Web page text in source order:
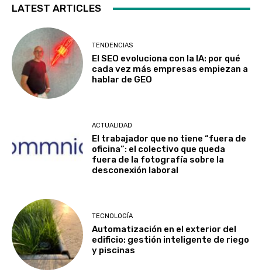
LATEST ARTICLES
TENDENCIAS
El SEO evoluciona con la IA: por qué
cada vez más empresas empiezan a
hablar de GEO
ACTUALIDAD
El trabajador que no tiene “fuera de
oficina”: el colectivo que queda
fuera de la fotografía sobre la
desconexión laboral
TECNOLOGÍA
Automatización en el exterior del
edificio: gestión inteligente de riego
y piscinas